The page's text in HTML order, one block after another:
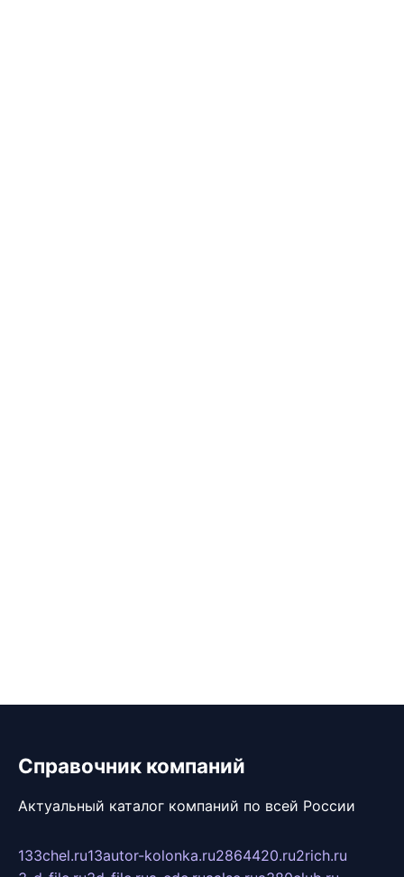
Справочник компаний
Актуальный каталог компаний по всей России
133chel.ru13autor-kolonka.ru2864420.ru2rich.ru